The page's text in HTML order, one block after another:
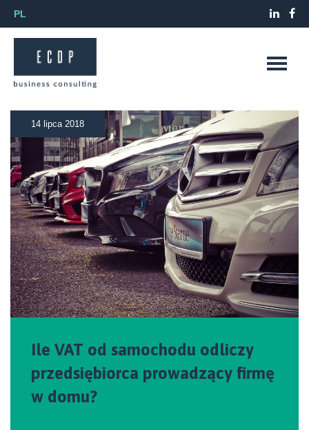
PL
14 lipca 2018
Ile VAT od samochodu odliczy
przedsiębiorca prowadzący firmę
w domu?